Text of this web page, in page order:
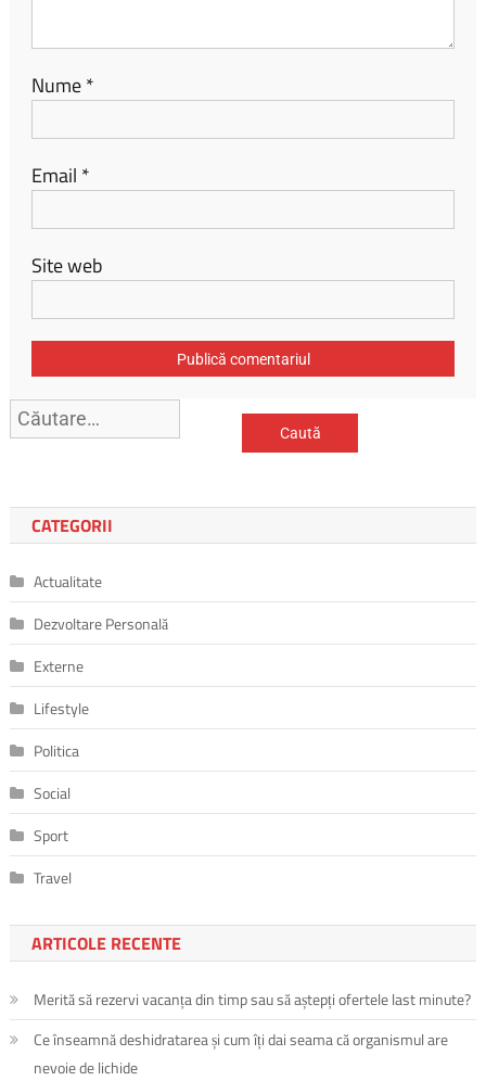
Nume*
Email *
Site web
CATEGORII
Actualitate
Dezvoltare Personală
Externe
Lifestyle
Politica
Social
Sport
Travel
ARTICOLE RECENTE
Merită să rezervi vacanța din timp sau să aștepți ofertele last minute?
Ce înseamnă deshidratarea și cum îți dai seama că organismul are
nevoie de lichide